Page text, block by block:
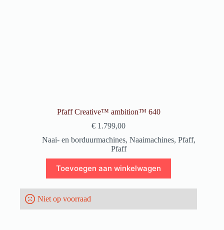
Pfaff Creative™ ambition™ 640
€ 1.799,00
Naai- en borduurmachines, Naaimachines, Pfaff,
Pfaff
Toevoegen aan winkelwagen
Niet op voorraad